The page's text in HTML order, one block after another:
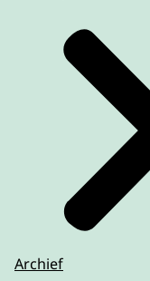
Archief